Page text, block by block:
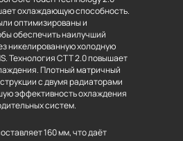
охлаждающую способность.
оптимизированы и
обеспечить наилучший
никелированную холодную
Технология CTT 2.0 повышает
Плотный матричный
с двумя радиаторами
эффективность охлаждения
систем.
160 мм, что даёт